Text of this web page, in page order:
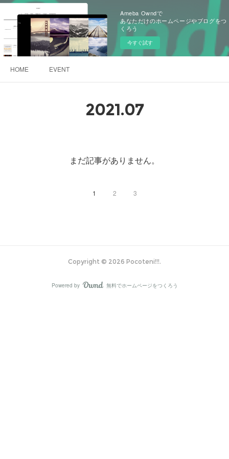
Ameba Owndで
あなただけのホームページやブログをつ
くろう
今すぐ試す
HOME EVENT
2021.07
まだ記事がありません。
1 2 3
Copyright © 2026 Pocoteni!!!.
Powered by AmebaOwnd
無料でホームページをつくろう